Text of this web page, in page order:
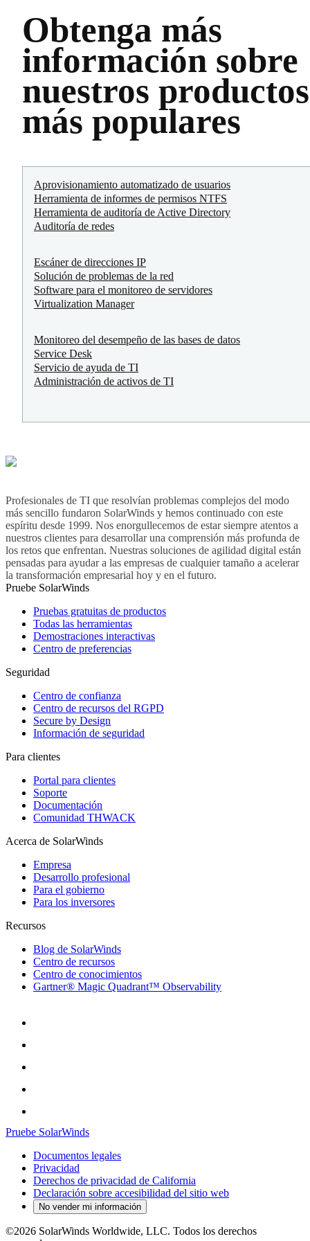
Obtenga más
información sobre
nuestros productos
más populares
Aprovisionamiento automatizado de usuarios
Herramienta de informes de permisos NTFS
Herramienta de auditoría de Active Directory
Auditoría de redes
Escáner de direcciones IP
Solución de problemas de la red
Software para el monitoreo de servidores
Virtualization Manager
Monitoreo del desempeño de las bases de datos
Service Desk
Servicio de ayuda de TI
Administración de activos de TI
Profesionales de TI que resolvían problemas complejos del modo
más sencillo fundaron SolarWinds y hemos continuado con este
espíritu desde 1999. Nos enorgullecemos de estar siempre atentos a
nuestros clientes para desarrollar una comprensión más profunda de
los retos que enfrentan. Nuestras soluciones de agilidad digital están
pensadas para ayudar a las empresas de cualquier tamaño a acelerar
la transformación empresarial hoy y en el futuro.
Pruebe SolarWinds
Pruebas gratuitas de productos
Todas las herramientas
Demostraciones interactivas
Centro de preferencias
Seguridad
Centro de confianza
Centro de recursos del RGPD
Secure by Design
Información de seguridad
Para clientes
Portal para clientes
Soporte
Documentación
Comunidad THWACK
Acerca de SolarWinds
Empresa
Desarrollo profesional
Para el gobierno
Para los inversores
Recursos
Blog de SolarWinds
Centro de recursos
Centro de conocimientos
Gartner® Magic Quadrant™ Observability
Pruebe SolarWinds
Documentos legales
Privacidad
Derechos de privacidad de California
Declaración sobre accesibilidad del sitio web
No vender mi información
©2026 SolarWinds Worldwide, LLC. Todos los derechos